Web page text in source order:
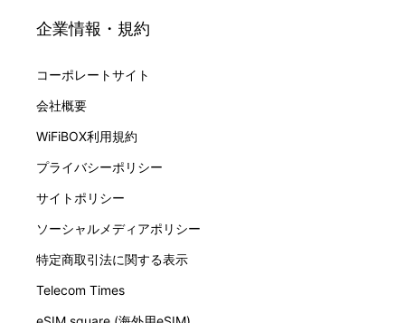
企業情報・規約
コーポレートサイト
会社概要
WiFiBOX利用規約
プライバシーポリシー
サイトポリシー
ソーシャルメディアポリシー
特定商取引法に関する表示
Telecom Times